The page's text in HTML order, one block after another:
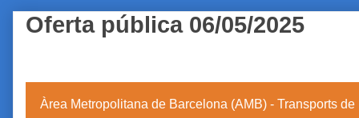
Oferta pública 06/05/2025
Àrea Metropolitana de Barcelona (AMB) - Transports